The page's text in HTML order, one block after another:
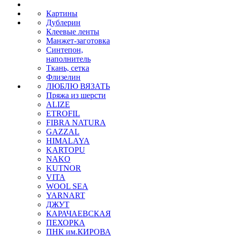
Картины
Дублерин
Клеевые ленты
Манжет-заготовка
Синтепон,
наполнитель
Ткань, сетка
Флизелин
ЛЮБЛЮ ВЯЗАТЬ
Пряжа из шерсти
ALIZE
ETROFIL
FIBRA NATURA
GAZZAL
HIMALAYA
KARTOPU
NAKO
KUTNOR
VITA
WOOL SEA
YARNART
ДЖУТ
КАРАЧАЕВСКАЯ
ПЕХОРКА
ПНК им.КИРОВА